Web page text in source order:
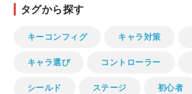
タグから探す
キーコンフィグ キャラ対策
キャラ選び コントローラー
シールド ステージ 初心者